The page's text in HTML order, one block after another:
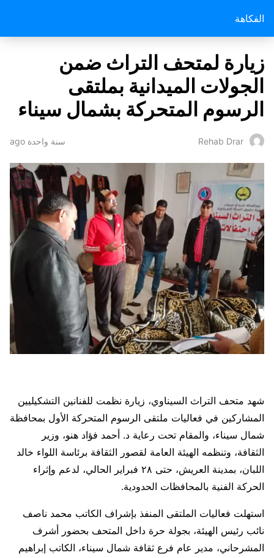
الفكاهة
زيارة لمتحف التراث ضمن
الجولات الميدانية بملتقى
الرسوم المتحركة بشمال سيناء
Rehab Drar سنة واحدة ago
شهد متحف التراث السيناوي، زيارة نظمت للفنانين التشكيليين
المشاركين في فعاليات ملتقى الرسوم المتحركة الأول بمحافظة
شمال سيناء، والمقام تحت رعاية د. أحمد فؤاد هنو، وزير
الثقافة، وتنظمه الهيئة العامة لقصور الثقافة برئاسة اللواء خالد
اللبان، بمدينة العريش، حتى ٢٨ فبراير الحالي، لدعم وإثراء
الحركة الفنية بالمحافظات الحدودية.
استهلت فعاليات الملتقى المنفذ بإشراف الكاتب محمد ناصف
نائب رئيس الهيئة، بجولة حرة داخل المتحف بحضور أشرف
المشرحاني، مدير عام فرع ثقافة شمال سيناء، الكاتب إبراهيم